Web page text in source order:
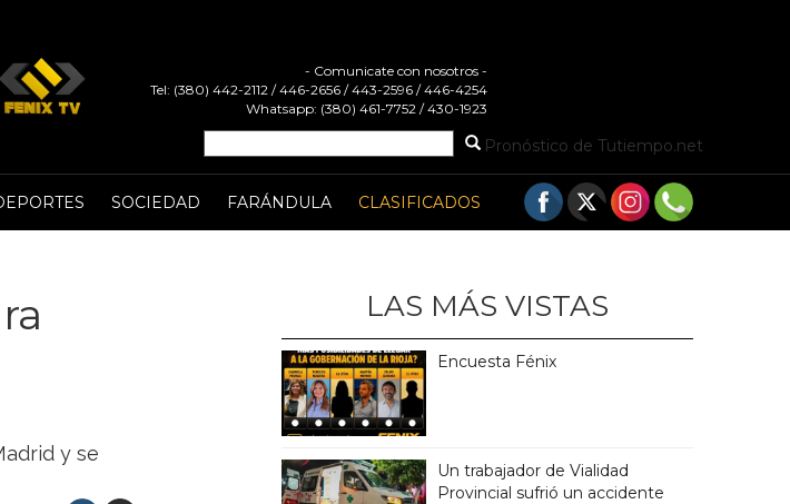
- Comunicate con nosotros -
Tel: (380) 442-2112 / 446-2656 / 443-2596 / 446-4254
Whatsapp: (380) 461-7752 / 430-1923
Pronóstico de Tutiempo.net
SOCIEDAD FARÁNDULA CLASIFICADOS
y se
LAS MÁS VISTAS
Encuesta Fénix
Un trabajador de Vialidad
Provincial sufrió un accidente